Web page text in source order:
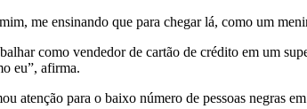
me ensinando que para chegar lá, como um
como vendedor de cartão de crédito em um
eu”, afirma.
atenção para o baixo número de pessoas negras